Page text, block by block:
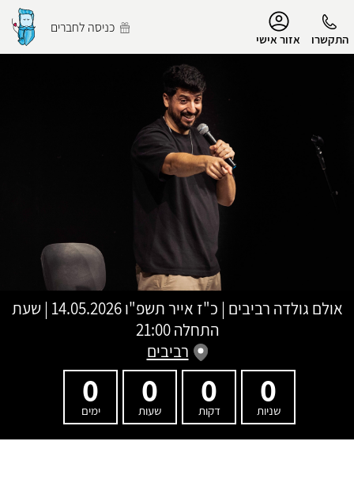
התקשרו אזור אישי
כניסה לחברים
הפרופיל שלי
התנתק
אולם גולדה רביבים | כ"ז אייר תשפ"ו
14.05.2026 | שעת
התחלה 21:00
רביבים
0
שניות
0
דקות
0
שעות
0
ימים